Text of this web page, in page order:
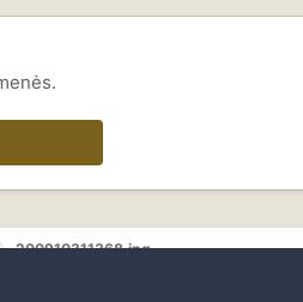
200910311368.jpg